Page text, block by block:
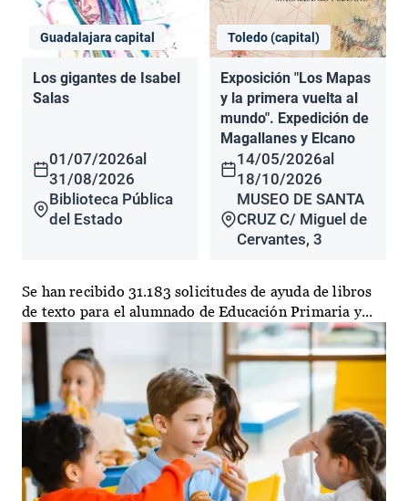
Guadalajara capital
Los gigantes de Isabel
Salas
01/07/2026al
31/08/2026
Biblioteca Pública
del Estado
Toledo (capital)
Exposición "Los Mapas
y la primera vuelta al
mundo". Expedición de
Magallanes y Elcano
14/05/2026al
18/10/2026
MUSEO DE SANTA
CRUZ C/ Miguel de
Cervantes, 3
Se han recibido 31.183 solicitudes de ayuda de libros
de texto para el alumnado de Educación Primaria y...